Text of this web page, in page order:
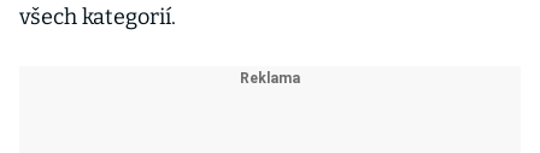
všech kategorií.